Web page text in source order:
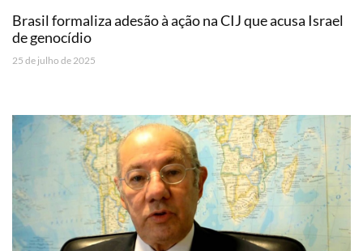
Brasil formaliza adesão à ação na CIJ que acusa Israel
de genocídio
25 de julho de 2025